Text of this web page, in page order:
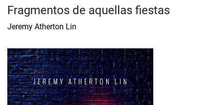
Fragmentos de aquellas fiestas
Jeremy Atherton Lin